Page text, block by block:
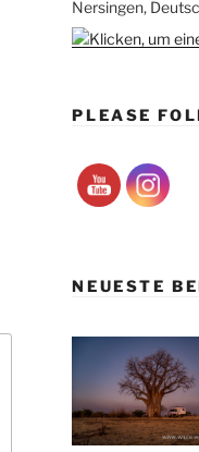
Nersingen,
PLEASE
NEUESTE